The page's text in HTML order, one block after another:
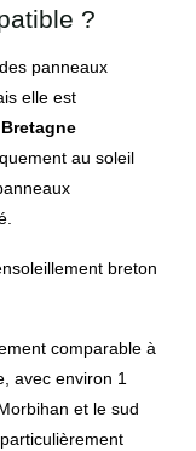
?
panneaux
elle est
au soleil
breton
comparable à
avec environ 1
et le sud